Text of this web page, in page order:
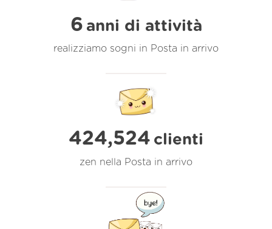
6 anni di attività
realizziamo sogni in Posta in arrivo
424,524 clienti
zen nella Posta in arrivo